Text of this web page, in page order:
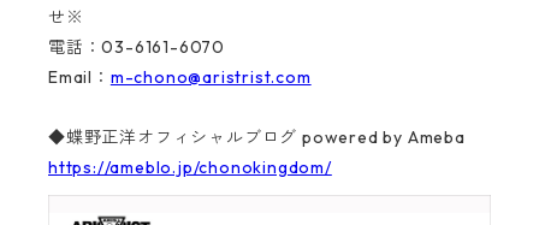
せ※
電話：03-6161-6070
Email： m-chono@aristrist.com
◆蝶野正洋オフィシャルブログ powered by Ameba
https://ameblo.jp/chonokingdom/